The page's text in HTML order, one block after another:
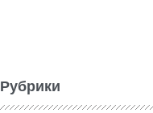
Рубрики